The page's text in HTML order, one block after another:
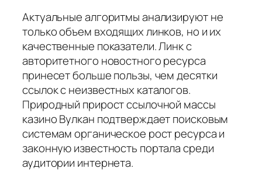
Актуальные алгоритмы анализируют не
только объем входящих линков, но и их
качественные показатели. Линк с
авторитетного новостного ресурса
принесет больше пользы, чем десятки
ссылок с неизвестных каталогов.
Природный прирост ссылочной массы
казино Вулкан подтверждает поисковым
системам органическое рост ресурса и
законную известность портала среди
аудитории интернета.